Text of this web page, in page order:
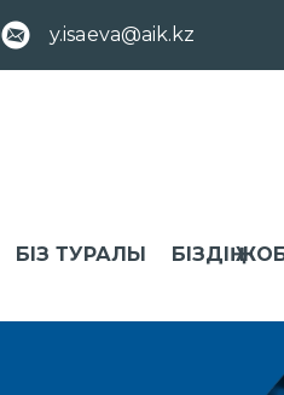
y.isaeva@aik.kz
БІЗ ТУРАЛЫ БІЗДІҢ